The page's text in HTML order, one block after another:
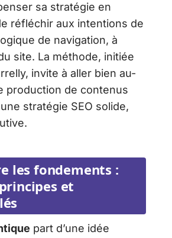
sa stratégie en
réfléchir aux intentions de
de navigation, à
site. La méthode, initiée
invite à aller bien au-
production de contenus
stratégie SEO solide,
les fondements :
et
part d’une idée